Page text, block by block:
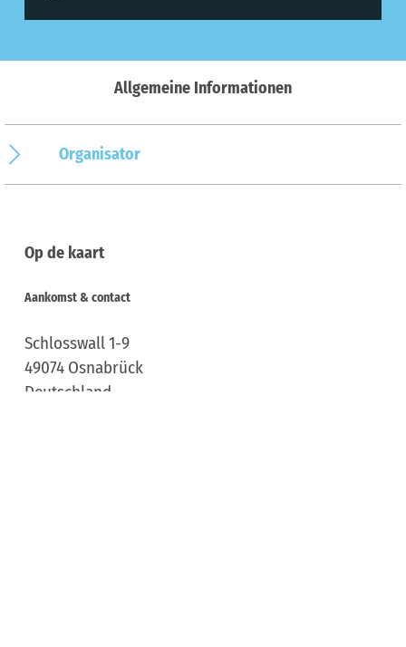
Allgemeine Informationen
Organisator
Op de kaart
Aankomst & contact
Schlosswall 1-9
49074 Osnabrück
Deutschland